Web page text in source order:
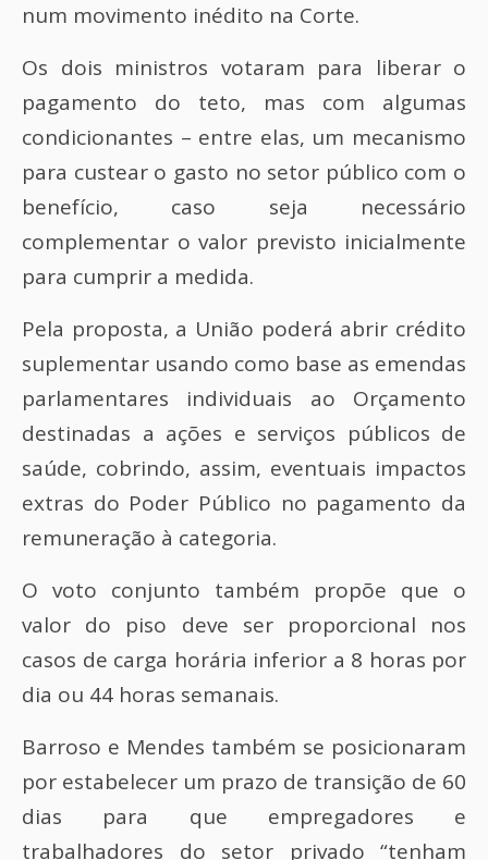
num movimento inédito na Corte.
Os dois ministros votaram para liberar o
pagamento do teto, mas com algumas
condicionantes – entre elas, um mecanismo
para custear o gasto no setor público com o
benefício, caso seja necessário
complementar o valor previsto inicialmente
para cumprir a medida.
Pela proposta, a União poderá abrir crédito
suplementar usando como base as emendas
parlamentares individuais ao Orçamento
destinadas a ações e serviços públicos de
saúde, cobrindo, assim, eventuais impactos
extras do Poder Público no pagamento da
remuneração à categoria.
O voto conjunto também propõe que o
valor do piso deve ser proporcional nos
casos de carga horária inferior a 8 horas por
dia ou 44 horas semanais.
Barroso e Mendes também se posicionaram
por estabelecer um prazo de transição de 60
dias para que empregadores e
trabalhadores do setor privado “tenham